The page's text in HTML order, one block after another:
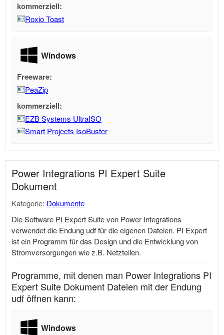
kommerziell:
Roxio Toast
Windows
Freeware:
PeaZip
kommerziell:
EZB Systems UltraISO
Smart Projects IsoBuster
Power Integrations PI Expert Suite
Dokument
Kategorie: Dokumente
Die Software PI Expert Suite von Power Integrations
verwendet die Endung udf für die eigenen Dateien. PI Expert
ist ein Programm für das Design und die Entwicklung von
Stromversorgungen wie z.B. Netzteilen.
Programme, mit denen man Power Integrations PI
Expert Suite Dokument Dateien mit der Endung
udf öffnen kann:
Windows